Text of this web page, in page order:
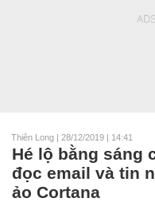
Thiên Long | 28/12/2019 | 14:41
Hé lộ bằng sáng
đọc email và tin
ảo Cortana